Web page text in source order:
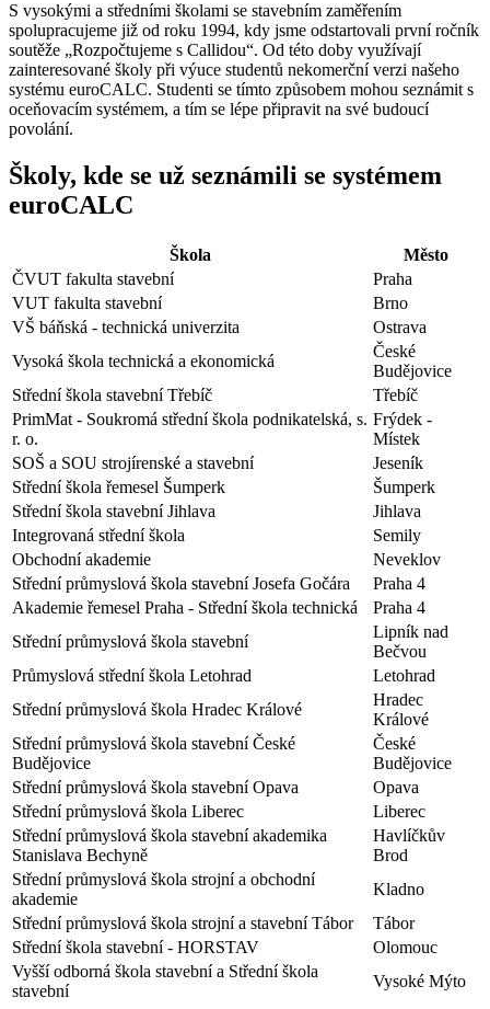
S vysokými a středními školami se stavebním zaměřením
spolupracujeme již od roku 1994, kdy jsme odstartovali první ročník
soutěže „Rozpočtujeme s Callidou“. Od této doby využívají
zainteresované školy při výuce studentů nekomerční verzi našeho
systému euroCALC. Studenti se tímto způsobem mohou seznámit s
oceňovacím systémem, a tím se lépe připravit na své budoucí
povolání.
Školy, kde se už seznámili se systémem
euroCALC
Škola
Město
ČVUT fakulta stavební
Praha
VUT fakulta stavební
Brno
VŠ báňská - technická univerzita
Ostrava
Vysoká škola technická a ekonomická
České
Budějovice
Střední škola stavební Třebíč
Třebíč
PrimMat - Soukromá střední škola podnikatelská, s.
r. o.
Frýdek -
Místek
SOŠ a SOU strojírenské a stavební
Jeseník
Střední škola řemesel Šumperk
Šumperk
Střední škola stavební Jihlava
Jihlava
Integrovaná střední škola
Semily
Obchodní akademie
Neveklov
Střední průmyslová škola stavební Josefa Gočára
Praha 4
Akademie řemesel Praha - Střední škola technická
Praha 4
Střední průmyslová škola stavební
Lipník nad
Bečvou
Průmyslová střední škola Letohrad
Letohrad
Střední průmyslová škola Hradec Králové
Hradec
Králové
Střední průmyslová škola stavební České
Budějovice
České
Budějovice
Střední průmyslová škola stavební Opava
Opava
Střední průmyslová škola Liberec
Liberec
Střední průmyslová škola stavební akademika
Stanislava Bechyně
Havlíčkův
Brod
Střední průmyslová škola strojní a obchodní
akademie
Kladno
Střední průmyslová škola strojní a stavební Tábor
Tábor
Střední škola stavební - HORSTAV
Olomouc
Vyšší odborná škola stavební a Střední škola
stavební
Vysoké Mýto